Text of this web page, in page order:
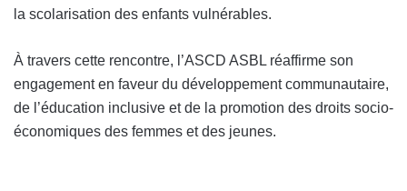
la scolarisation des enfants vulnérables.
À travers cette rencontre, l’ASCD ASBL réaffirme son
engagement en faveur du développement communautaire,
de l’éducation inclusive et de la promotion des droits socio-
économiques des femmes et des jeunes.